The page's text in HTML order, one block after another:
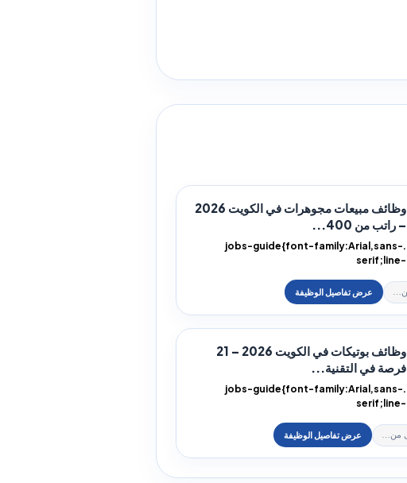
وظائف مبيعات مجوهرات في الكويت 2026
– راتب من 400...
.jobs-guide{font-family:Arial,sans-
serif;line-
h1,.jobs-guide ...
وظائف بوتيكات في الكويت 2026 – 21
فرصة في التقنية...
.jobs-guide{font-family:Arial,sans-
serif;line-
h1,.jobs-guide ...